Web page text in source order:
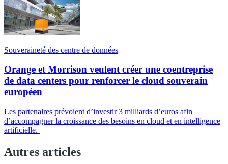
Souveraineté des centre de données
Orange et Morrison veulent créer une coentreprise
de data centers pour renforcer le cloud souverain
européen
Les partenaires prévoient d’investir 3 milliards d’euros afin
d’accompagner la croissance des besoins en cloud et en intelligence
artificielle.
Autres articles